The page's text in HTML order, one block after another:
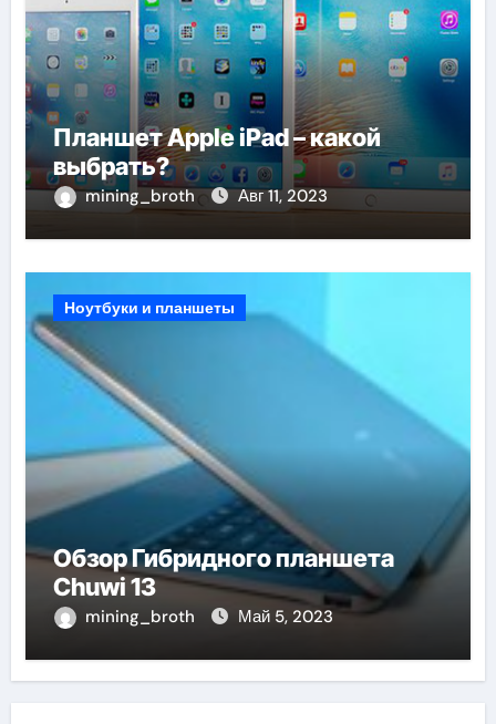
Планшет Apple iPad – какой
выбрать?
mining_broth Авг 11, 2023
Ноутбуки и планшеты
Обзор Гибридного планшета
Chuwi 13
mining_broth Май 5, 2023